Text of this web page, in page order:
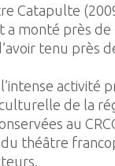
Catapulte
a monté près
tenu près
activité
de la
au
théâtre